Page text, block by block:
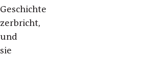
Geschichte
zerbricht,
und
sie